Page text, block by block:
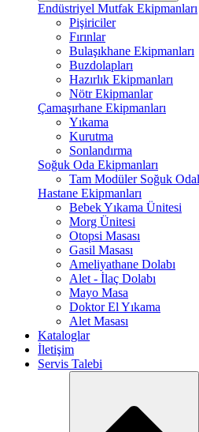
Endüstriyel Mutfak Ekipmanları
Pişiriciler
Fırınlar
Bulaşıkhane Ekipmanları
Buzdolapları
Hazırlık Ekipmanları
Nötr Ekipmanlar
Çamaşırhane Ekipmanları
Yıkama
Kurutma
Sonlandırma
Soğuk Oda Ekipmanları
Tam Modüler Soğuk
Hastane Ekipmanları
Bebek Yıkama Ünitesi
Morg Ünitesi
Otopsi Masası
Gasil Masası
Ameliyathane Dolabı
Alet - İlaç Dolabı
Mayo Masa
Doktor El Yıkama
Alet Masası
Kataloglar
İletişim
Servis Talebi